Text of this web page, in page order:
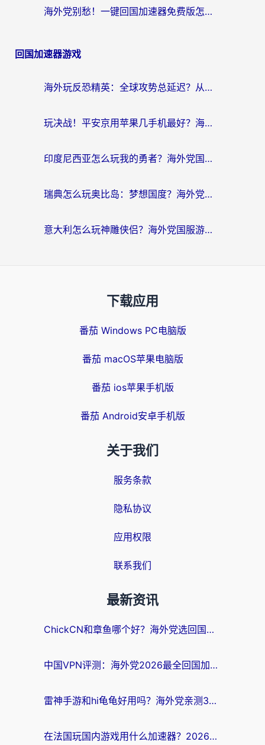
海外党别愁！一键回国加速器免费版怎么选？从踩坑到流畅访问的全攻略
回国加速器游戏
海外玩反恐精英：全球攻势总延迟？从瑞典玩神武4到外国玩黎明觉醒，选对加速器才是关键！
玩决战！平安京用苹果几手机最好？海外党必看的设备+加速器双攻略
印度尼西亚怎么玩我的勇者？海外党国服游戏加速避坑指南（附实况五行师解决方案）
瑞典怎么玩奥比岛：梦想国度？海外党亲测有效的国服游戏加速全攻略
意大利怎么玩神雕侠侣？海外党国服游戏加速终极指南（附欧洲玩王者王国保卫战4不卡技巧）
下载应用
番茄 Windows PC电脑版
番茄 macOS苹果电脑版
番茄 ios苹果手机版
番茄 Android安卓手机版
关于我们
服务条款
隐私协议
应用权限
联系我们
最新资讯
ChickCN和章鱼哪个好？海外党选回国加速器的3个关键维度 + 实用避坑指南
中国VPN评测：海外党2026最全回国加速器选择指南，告别地区限制不踩坑
雷神手游和hi龟龟好用吗？海外党亲测3款回国加速器，教你选对国外到国内加速器
在法国玩国内游戏用什么加速器？2026实测解决延迟卡顿的实用指南